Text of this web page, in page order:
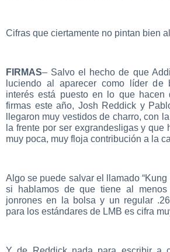
Cifras que ciertamente no pintan bien
FIRMAS– Salvo el hecho de que
luciendo al aparecer como líder
interés está puesto en lo que hacen
firmas este año, Josh Reddick y
llegaron muy vestidos de charro, con
la frente por ser exgrandesligas y que
muy poca, muy floja contribución a la
Algo se puede salvar el llamado “Kung
si hablamos de que tiene al menos
jonrones en la bolsa y un regular
para los estándares de LMB es cifra